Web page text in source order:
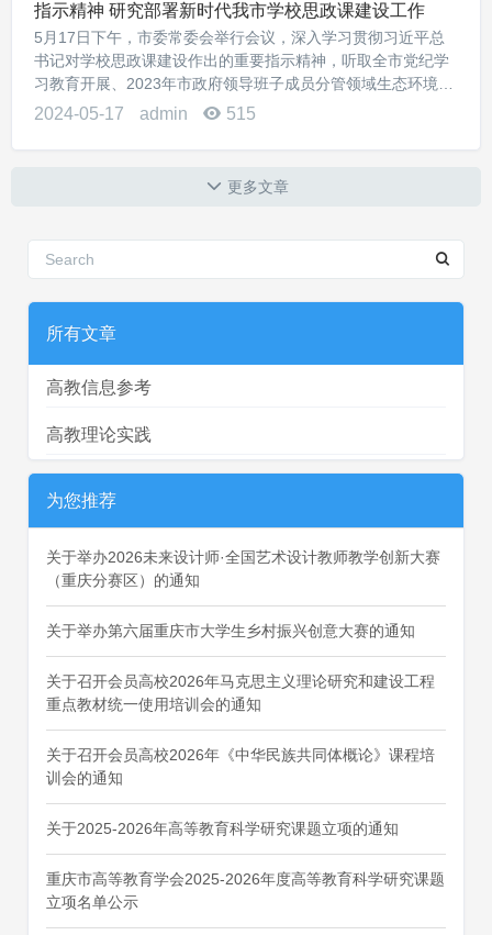
指示精神 研究部署新时代我市学校思政课建设工作
5月17日下午，市委常委会举行会议，深入学习贯彻习近平总
书记对学校思政课建设作出的重要指示精神，听取全市党纪学
习教育开展、2023年市政府领导班子成员分管领域生态环境保
护责任落实情况汇报，听取政法领导干部学习贯彻习近平法治
2024-05-17 admin 515
更多文章
所有文章
高教信息参考
高教理论实践
为您推荐
关于举办2026未来设计师·全国艺术设计教师教学创新大赛
（重庆分赛区）的通知
关于举办第六届重庆市大学生乡村振兴创意大赛的通知
关于召开会员高校2026年马克思主义理论研究和建设工程
重点教材统一使用培训会的通知
关于召开会员高校2026年《中华民族共同体概论》课程培
训会的通知
关于2025-2026年高等教育科学研究课题立项的通知
重庆市高等教育学会2025-2026年度高等教育科学研究课题
立项名单公示